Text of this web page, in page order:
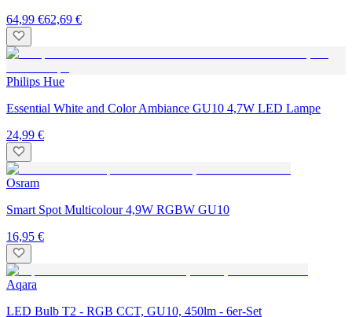
64,99 €62,69 €
Philips Hue
Essential White and Color Ambiance GU10 4,7W LED Lampe
24,99 €
Osram
Smart Spot Multicolour 4,9W RGBW GU10
16,95 €
Aqara
LED Bulb T2 - RGB CCT, GU10, 450lm - 6er-Set